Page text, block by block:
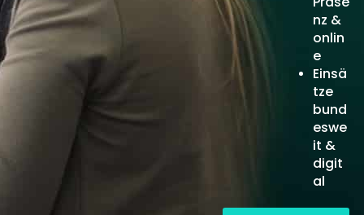
nz &
onlin
e
Einsä
tze
bund
eswe
it &
digit
al